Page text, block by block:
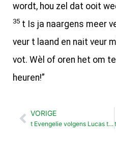
wordt, hou zel dat ooit
35 t Is ja naargens meer
veur t laand en nait veur
vot. Wèl of oren het om
heuren!”
Vorige
VORIGE
t Evengelie volgens Lucas t Grode feestmoal (14:15-24)